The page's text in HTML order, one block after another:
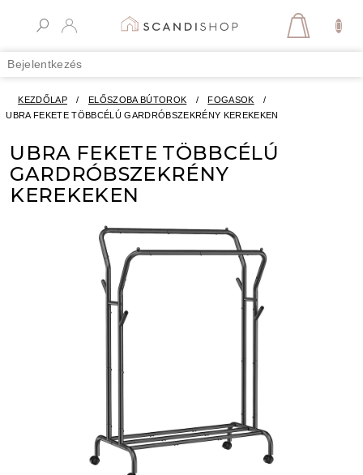
Bejelentkezés
KOSÁR
KEZDŐLAP / ELŐSZOBA BÚTOROK / FOGASOK
/
UBRA FEKETE TÖBBCÉLÚ GARDRÓBSZEKRÉNY KEREKEKEN
UBRA FEKETE TÖBBCÉLÚ
GARDRÓBSZEKRÉNY
KEREKEKEN